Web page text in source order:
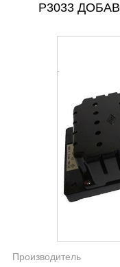
Р3033
Производитель